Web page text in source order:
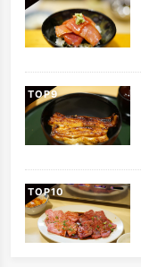
TOP
TOP